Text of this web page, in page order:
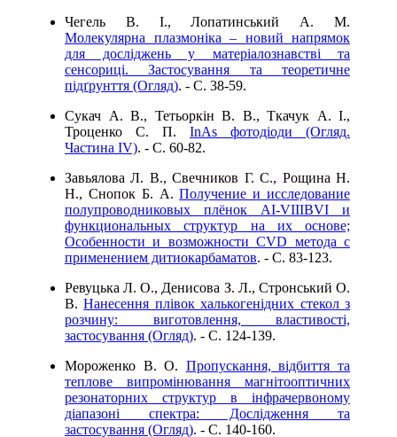
Чегель В. І., Лопатинський А. М.
Молекулярна плазмоніка – новий напрямок
для досліджень у матеріалознавстві та
сенсориці. Застосування та теоретичне
підґрунття (Огляд). - C. 38-59.
Сукач А. В., Тетьоркін В. В., Ткачук А. І.,
Троценко С. П. InAs фотодіоди (Огляд.
Частина IV). - C. 60-82.
Завьялова Л. В., Свечников Г. С., Рощина Н.
Н., Снопок Б. А.Получение и исследование
полупроводниковых плёнок АІ-VІІІВVІ и
функциональных структур на их основе;
Особенности и возможности СVD метода с
применением дитиокарбаматов. - C. 83-123.
Ревуцька Л. О., Денисова З. Л., Стронський О.
В.Нанесення плівок халькогенідних стекол з
розчину: виготовлення, властивості,
застосування (Огляд). - C. 124-139.
Мороженко В. О. Пропускання, відбиття та
теплове випромінювання магнітооптичних
резонаторних структур в інфрачервоному
діапазоні спектра: Дослідження та
застосування (Огляд). - C. 140-160.